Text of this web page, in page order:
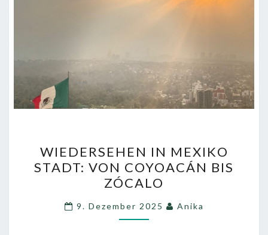
IN
MEXIKO
STADT:
VON
COYOACÁN
WIEDERSEHEN IN MEXIKO
STADT: VON COYOACÁN BIS
ZÓCALO
9. Dezember 2025 Anika